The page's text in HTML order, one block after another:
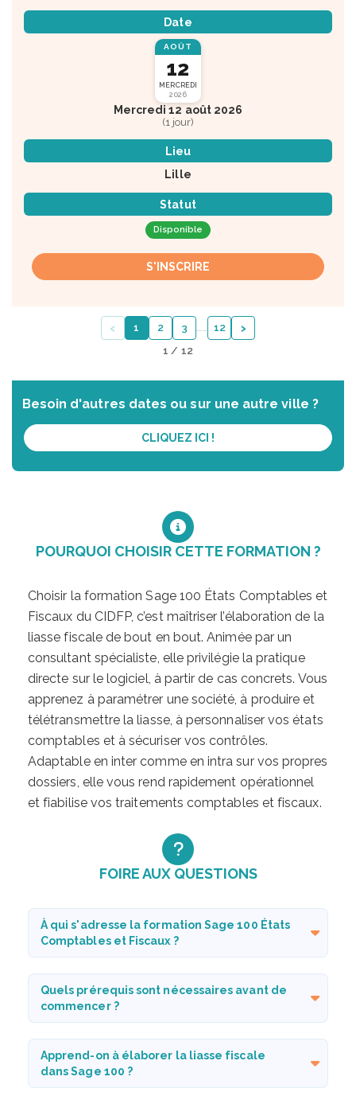
Date
AOÛT
12
MERCREDI
2026
Mercredi 12 août 2026
(1 jour)
Lieu
Lille
Statut
Disponible
S'INSCRIRE
‹ 1 2 3 …… 12 ›
1 / 12
Besoin d'autres dates ou sur une autre ville ?
CLIQUEZ ICI !
POURQUOI CHOISIR CETTE FORMATION ?
Choisir la formation Sage 100 États Comptables et
Fiscaux du CIDFP, c’est maîtriser l’élaboration de la
liasse fiscale de bout en bout. Animée par un
consultant spécialiste, elle privilégie la pratique
directe sur le logiciel, à partir de cas concrets. Vous
apprenez à paramétrer une société, à produire et
télétransmettre la liasse, à personnaliser vos états
comptables et à sécuriser vos contrôles.
Adaptable en inter comme en intra sur vos propres
dossiers, elle vous rend rapidement opérationnel
et fiabilise vos traitements comptables et fiscaux.
FOIRE AUX QUESTIONS
À qui s'adresse la formation Sage 100 États
Comptables et Fiscaux ?
Quels prérequis sont nécessaires avant de
commencer ?
Apprend-on à élaborer la liasse fiscale
dans Sage 100 ?